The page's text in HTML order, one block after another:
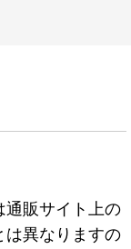
通販サイト上の
は異なりますの